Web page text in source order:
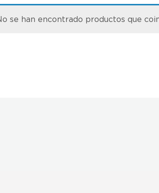
se han encontrado productos que